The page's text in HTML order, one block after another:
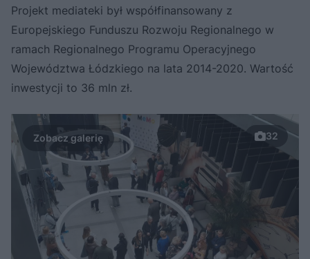
Projekt mediateki był współfinansowany z
Europejskiego Funduszu Rozwoju Regionalnego w
ramach Regionalnego Programu Operacyjnego
Województwa Łódzkiego na lata 2014-2020. Wartość
inwestycji to 36 mln zł.
32